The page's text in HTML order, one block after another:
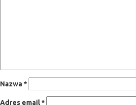
Nazwa*
Adres email*